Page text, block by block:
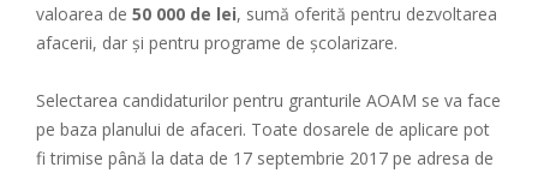
valoarea de 50 000 de lei, sumă oferită pentru dezvoltarea
afacerii, dar și pentru programe de școlarizare.
Selectarea candidaturilor pentru granturile AOAM se va face
pe baza planului de afaceri. Toate dosarele de aplicare pot
fi trimise până la data de 17 septembrie 2017 pe adresa de